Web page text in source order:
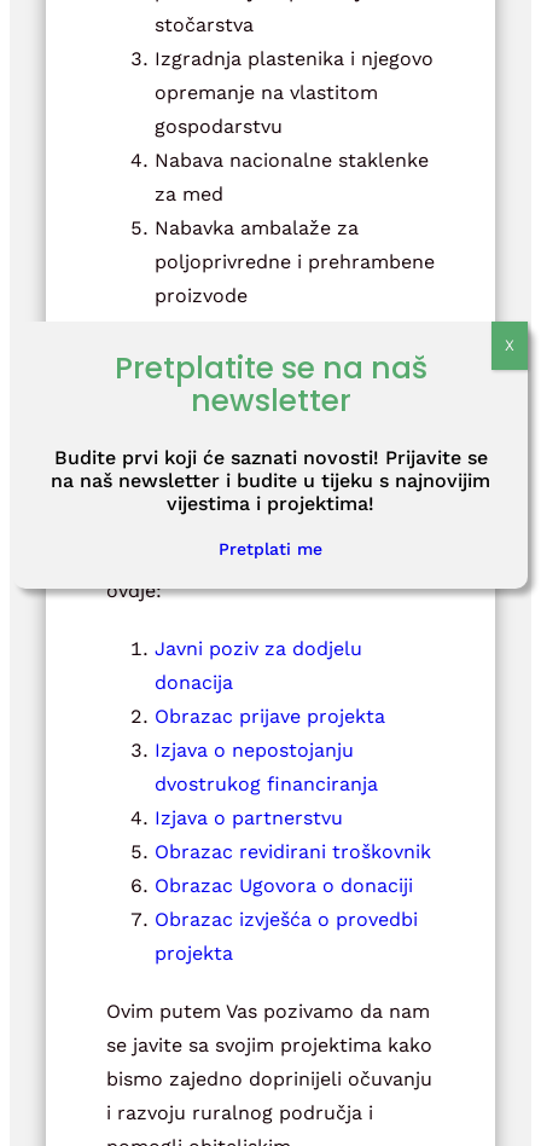
stočarstva
Izgradnja plastenika i njegovo
opremanje na vlastitom
gospodarstvu
Nabava nacionalne staklenke
za med
Nabavka ambalaže za
poljoprivredne i prehrambene
proizvode
poljoprivrednih proizvoda na
tržište
području Općine Dvor
Dokumentaciju potrebnu za
prijavu na Javni poziv pronađite
ovdje:
Javni poziv za dodjelu
donacija
Obrazac prijave projekta
Izjava o nepostojanju
dvostrukog financiranja
Izjava o partnerstvu
Obrazac revidirani troškovnik
Obrazac Ugovora o donaciji
Obrazac izvješća o provedbi
projekta
Ovim putem Vas pozivamo da nam
se javite sa svojim projektima kako
bismo zajedno doprinijeli očuvanju
i razvoju ruralnog područja i
Pretplatite se na naš
newsletter
Budite prvi koji će saznati novosti! Prijavite se
na naš newsletter i budite u tijeku s najnovijim
vijestima i projektima!
Pretplati me